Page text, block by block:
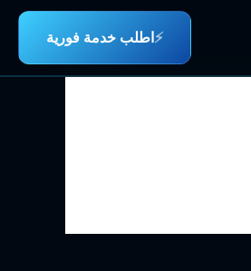
⚡ اطلب خدمة فورية